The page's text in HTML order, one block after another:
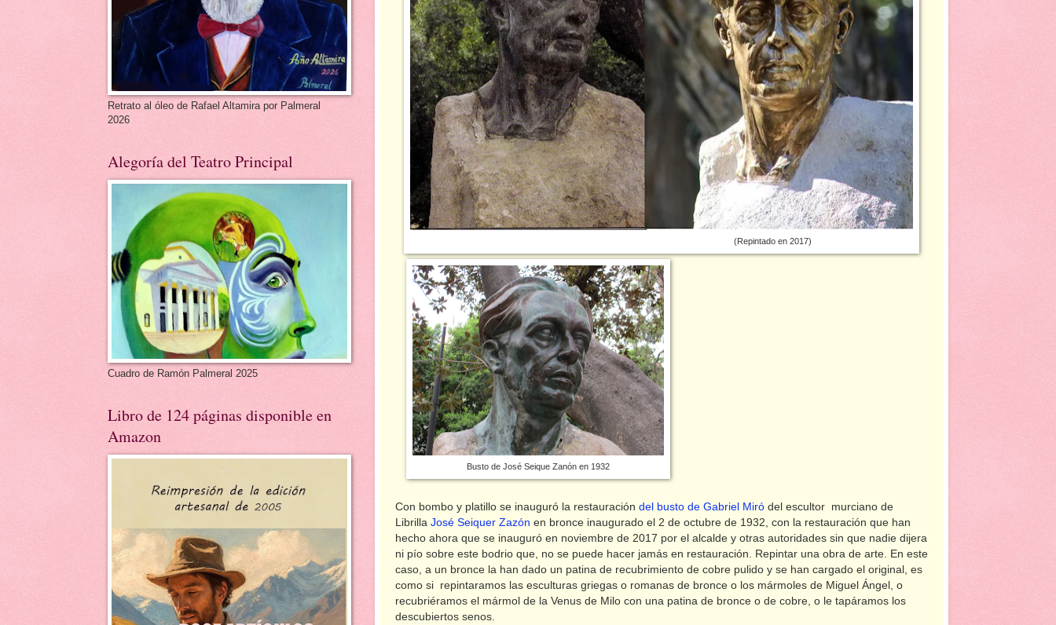
(Repintado en 2017)
Busto de José Seique Zanón en 1932
Con bombo y platillo se inauguró la restauración del busto de Gabriel Miró del escultor murciano de
Librilla José Seiquer Zazón en bronce inaugurado el 2 de octubre de 1932, con la restauración que han
hecho ahora que se inauguró en noviembre de 2017 por el alcalde y otras autoridades sin que nadie dijera
ni pío sobre este bodrio que, no se puede hacer jamás en restauración. Repintar una obra de arte. En este
caso, a un bronce la han dado un patina de recubrimiento de cobre pulido y se han cargado el original, es
como si repintaramos las esculturas griegas o romanas de bronce o los mármoles de Miguel Ángel, o
recubriéramos el mármol de la Venus de Milo con una patina de bronce o de cobre, o le tapáramos los
descubiertos senos.
Retrato al óleo de Rafael Altamira por Palmeral
2026
Alegoría del Teatro Principal
Cuadro de Ramón Palmeral 2025
Libro de 124 páginas disponible en
Amazon